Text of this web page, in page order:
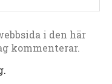
i den här
kommenterar.